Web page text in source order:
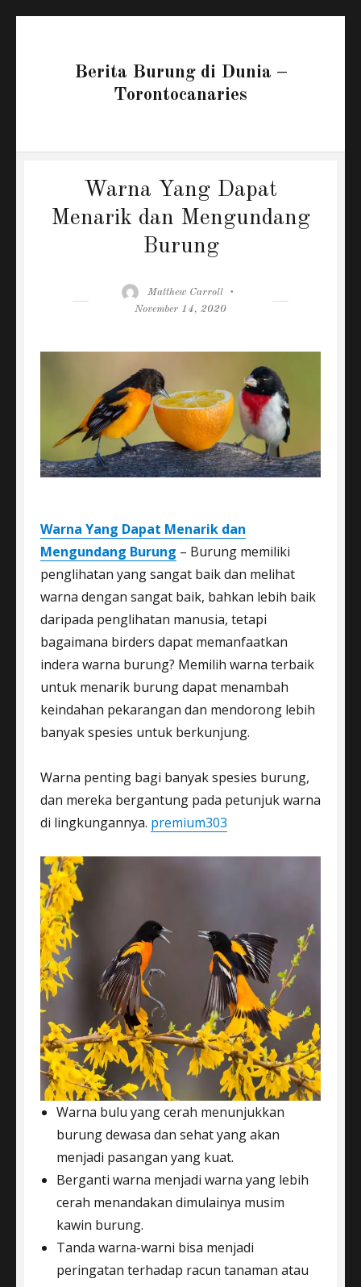
Berita Burung di Dunia –
Torontocanaries
Warna Yang Dapat
Menarik dan Mengundang
Burung
Author
Matthew Carroll
November 14, 2020
Warna Yang Dapat Menarik dan
Mengundang Burung – Burung memiliki
penglihatan yang sangat baik dan melihat
warna dengan sangat baik, bahkan lebih baik
daripada penglihatan manusia, tetapi
bagaimana birders dapat memanfaatkan
indera warna burung? Memilih warna terbaik
untuk menarik burung dapat menambah
keindahan pekarangan dan mendorong lebih
banyak spesies untuk berkunjung.
Warna penting bagi banyak spesies burung,
dan mereka bergantung pada petunjuk warna
di lingkungannya. premium303
Warna bulu yang cerah menunjukkan
burung dewasa dan sehat yang akan
menjadi pasangan yang kuat.
Berganti warna menjadi warna yang lebih
cerah menandakan dimulainya musim
kawin burung.
Tanda warna-warni bisa menjadi
peringatan terhadap racun tanaman atau